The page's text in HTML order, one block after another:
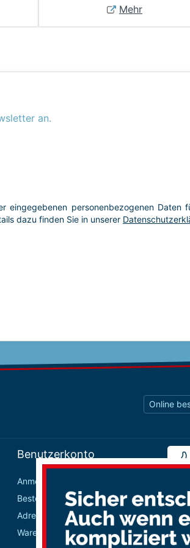
Mehr
an.
Online
Benutzerkonto
Anmelden / Registrieren
Bestellungen
Adressbuch
Warenkorb